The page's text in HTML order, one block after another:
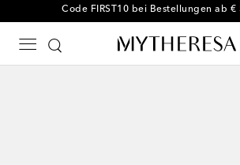
-10 % bei Ihrer ersten Bestellung auf